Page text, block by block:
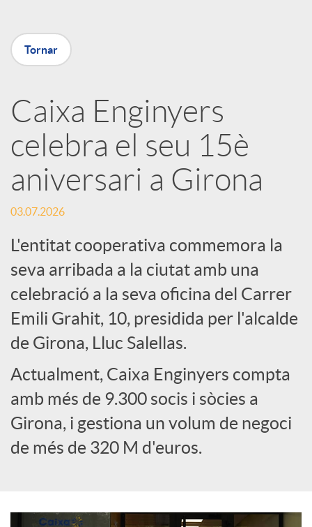
a
a
r
x
e
s
S
o
c
Tornar
Caixa Enginyers
celebra el seu 15è
aniversari a Girona
03.07.2026
L'entitat cooperativa commemora la
seva arribada a la ciutat amb una
celebració a la seva oficina del Carrer
Emili Grahit, 10, presidida per l'alcalde
de Girona, Lluc Salellas.
Actualment, Caixa Enginyers compta
amb més de 9.300 socis i sòcies a
Girona, i gestiona un volum de negoci
de més de 320 M d'euros.